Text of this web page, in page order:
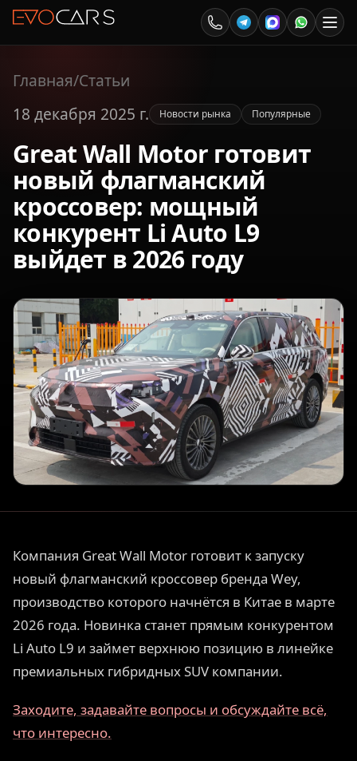
Главная/Статьи
18 декабря 2025 г.
Новости рынка Популярные
Great Wall Motor готовит
новый флагманский
кроссовер: мощный
конкурент Li Auto L9
выйдет в 2026 году
Компания Great Wall Motor готовит к запуску
новый флагманский кроссовер бренда Wey,
производство которого начнётся в Китае в марте
2026 года. Новинка станет прямым конкурентом
Li Auto L9 и займет верхнюю позицию в линейке
премиальных гибридных SUV компании.
Заходите, задавайте вопросы и обсуждайте всё,
что интересно.